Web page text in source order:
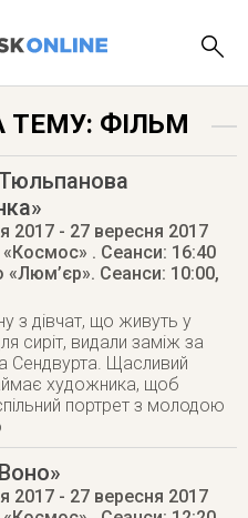
ТЕМУ: ФІЛЬМ
2017 - 27 вересня 2017
«Космос» . Сеанси: 16:40
«Люм’єр». Сеанси: 10:00,
з дівчат, що живуть у
сиріт, видали заміж за
Сендвурта. Щасливий
художника, щоб
портрет з молодою
2017 - 27 вересня 2017